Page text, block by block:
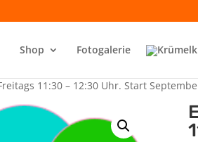
Shop Fotogalerie
11:30 – 12:30 Uhr. Start